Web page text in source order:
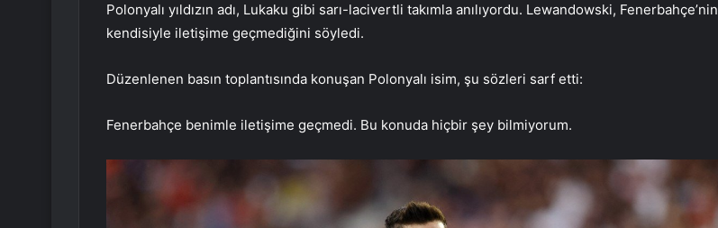
Polonyalı yıldızın adı, Lukaku gibi sarı-lacivertli takımla anılıyordu. Lewandowski, Fenerbahçe’nin
kendisiyle iletişime geçmediğini söyledi.
Düzenlenen basın toplantısında konuşan Polonyalı isim, şu sözleri sarf etti:
Fenerbahçe benimle iletişime geçmedi. Bu konuda hiçbir şey bilmiyorum.